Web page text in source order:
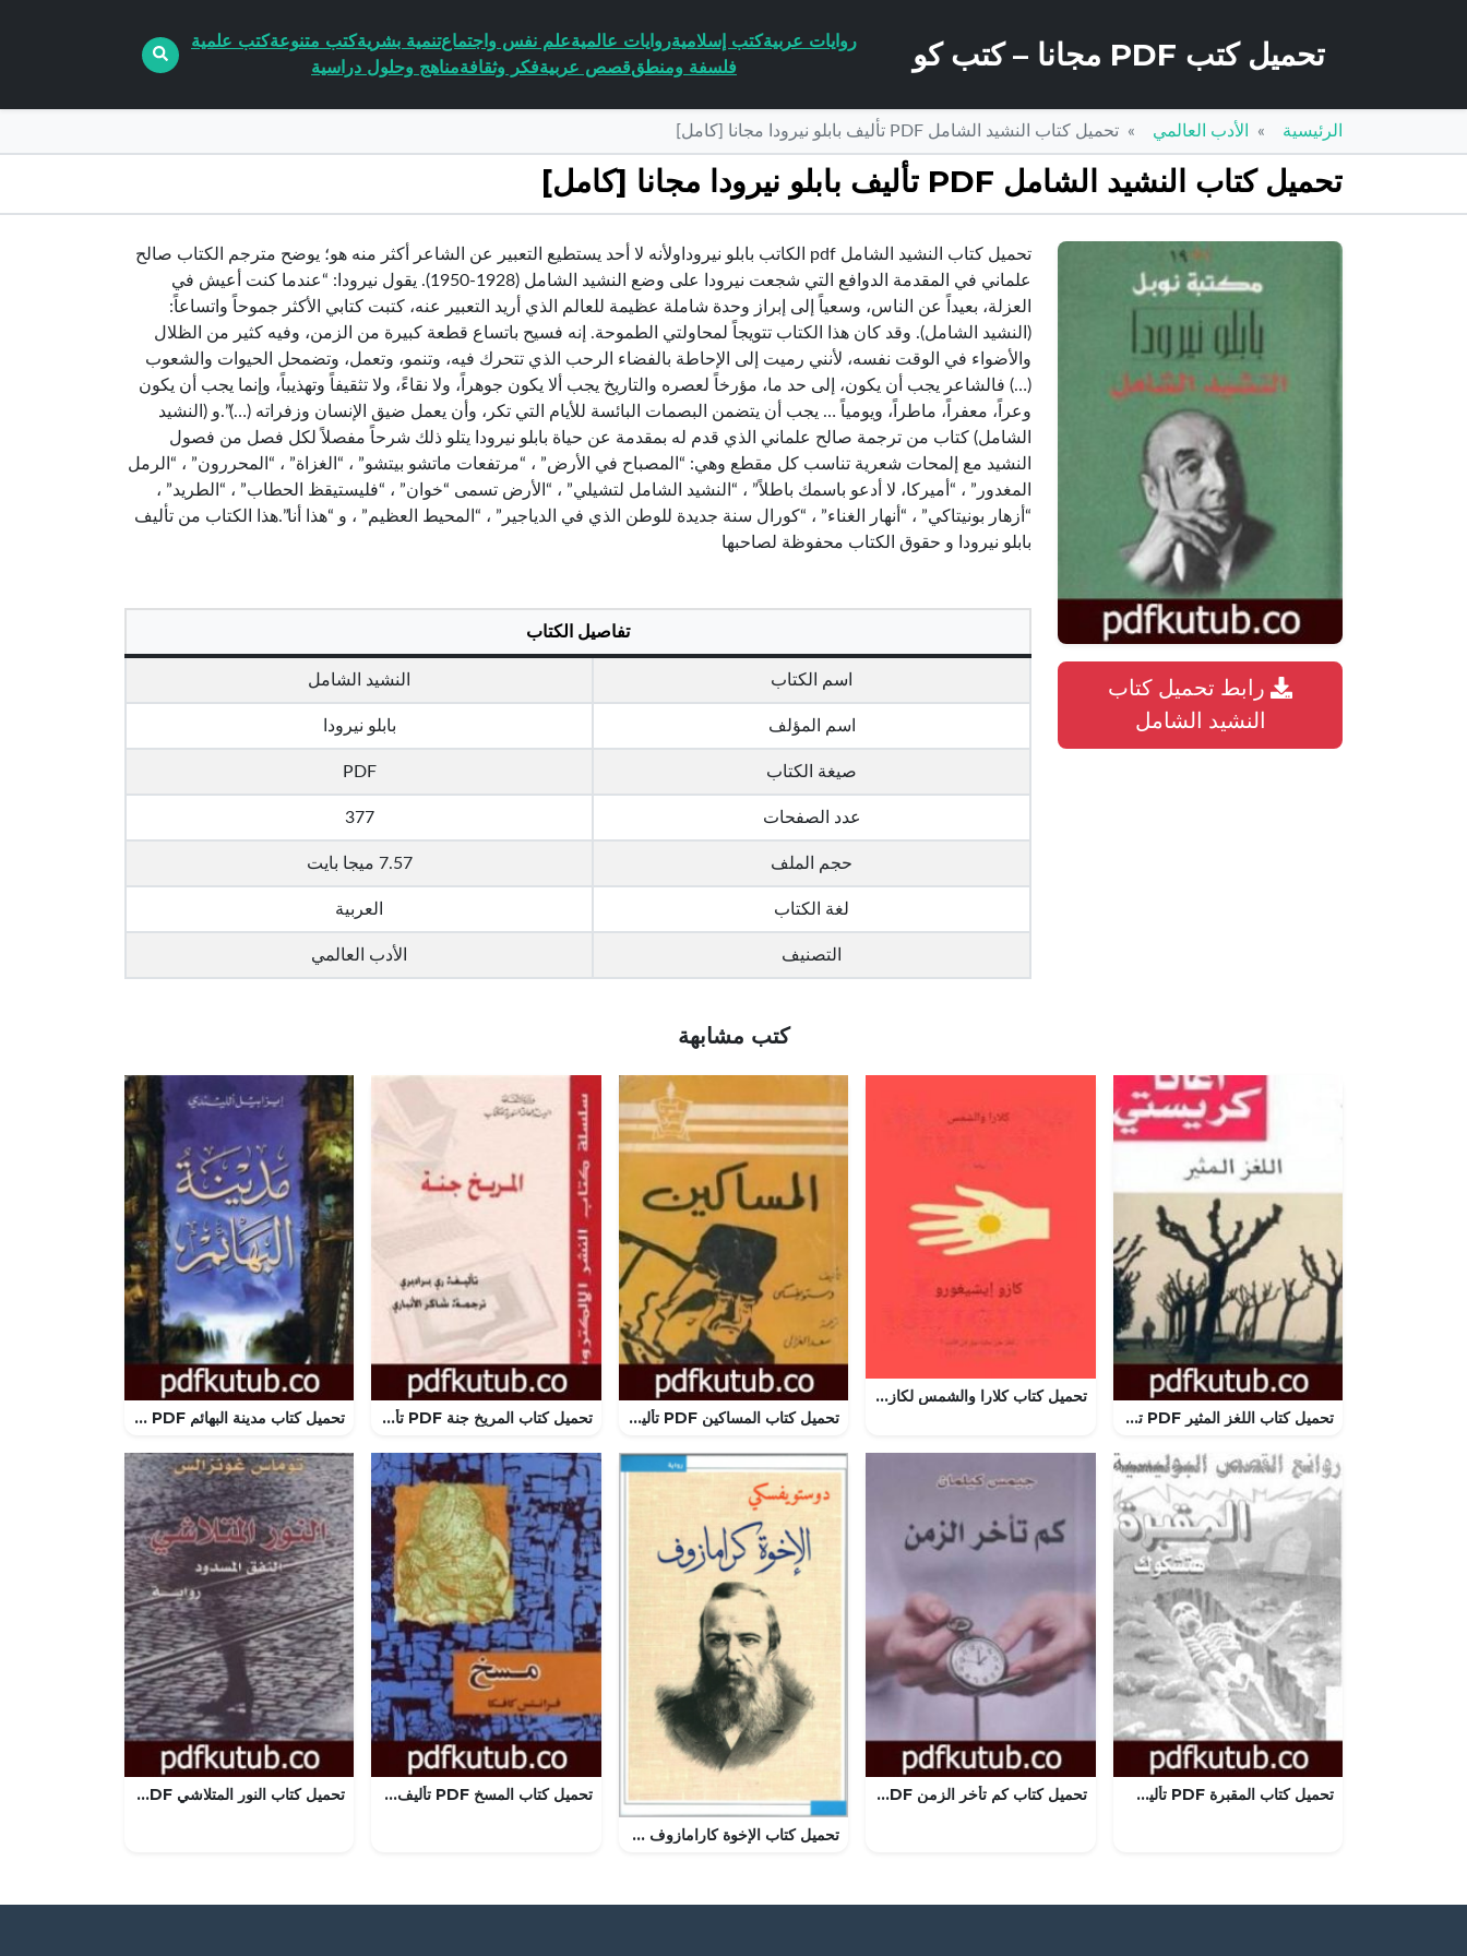
تحميل كتب PDF مجانا – كتب كو روايات عربيةكتب إسلاميةروايات عالميةعلم نفس واجتماعتنمية بشريةكتب متنوعةكتب علمية
فلسفة ومنطققصص عربيةفكر وثقافةمناهج وحلول دراسية
الرئيسية الأدب العالمي تحميل كتاب النشيد الشامل PDF تأليف بابلو نيرودا مجانا [كامل]
تحميل كتاب النشيد الشامل PDF تأليف بابلو نيرودا مجانا [كامل]
رابط تحميل كتاب
النشيد الشامل
تحميل كتاب النشيد الشامل pdf الكاتب بابلو نيروداولأنه لا أحد يستطيع التعبير عن الشاعر أكثر منه هو؛ يوضح مترجم الكتاب صالح
علماني في المقدمة الدوافع التي شجعت نيرودا على وضع النشيد الشامل (1928-1950). يقول نيرودا: “عندما كنت أعيش في
العزلة، بعيداً عن الناس، وسعياً إلى إبراز وحدة شاملة عظيمة للعالم الذي أريد التعبير عنه، كتبت كتابي الأكثر جموحاً واتساعاً:
(النشيد الشامل). وقد كان هذا الكتاب تتويجاً لمحاولتي الطموحة. إنه فسيح باتساع قطعة كبيرة من الزمن، وفيه كثير من الظلال
والأضواء في الوقت نفسه، لأنني رميت إلى الإحاطة بالفضاء الرحب الذي تتحرك فيه، وتنمو، وتعمل، وتضمحل الحيوات والشعوب
(…) فالشاعر يجب أن يكون، إلى حد ما، مؤرخاً لعصره والتاريخ يجب ألا يكون جوهراً، ولا نقاءً، ولا تثقيفاً وتهذيباً، وإنما يجب أن يكون
وعراً، معفراً، ماطراً، ويومياً … يجب أن يتضمن البصمات البائسة للأيام التي تكر، وأن يعمل ضيق الإنسان وزفراته (…)”.و (النشيد
الشامل) كتاب من ترجمة صالح علماني الذي قدم له بمقدمة عن حياة بابلو نيرودا يتلو ذلك شرحاً مفصلاً لكل فصل من فصول
النشيد مع إلمحات شعرية تناسب كل مقطع وهي: “المصباح في الأرض” ، “مرتفعات ماتشو بيتشو” ، “الغزاة” ، “المحررون” ، “الرمل
المغدور” ، “أميركا، لا أدعو باسمك باطلاً” ، “النشيد الشامل لتشيلي” ، “الأرض تسمى “خوان” ، “فليستيقظ الحطاب” ، “الطريد” ،
“أزهار بونيتاكي” ، “أنهار الغناء” ، “كورال سنة جديدة للوطن الذي في الدياجير” ، “المحيط العظيم” ، و “هذا أنا”.هذا الكتاب من تأليف
بابلو نيرودا و حقوق الكتاب محفوظة لصاحبها
تفاصيل الكتاب
اسم الكتاب النشيد الشامل
اسم المؤلف بابلو نيرودا
صيغة الكتاب PDF
عدد الصفحات 377
حجم الملف 7.57 ميجا بايت
لغة الكتاب العربية
التصنيف الأدب العالمي
كتب مشابهة
تحميل كتاب اللغز المثير PDF تأليف أغاثا كريستي مجانا [كامل]
تحميل كتاب كلارا والشمس لكازو إيشيغورو بصيغة PDF مجانا
تحميل كتاب المساكين PDF تأليف فيودور دوستويفسكي مجانا [كامل]
تحميل كتاب المريخ جنة PDF تأليف راي برادبري مجانا [كامل] تحميل كتاب مدينة البهائم PDF تأليف ايزابيل الليندي مجانا [كامل]
تحميل كتاب المقبرة PDF تأليف ألفريد هيتشكوك مجانا [كامل] تحميل كتاب كم تأخر الزمن PDF تأليف جيمس كيلمان مجانا [كامل]
تحميل كتاب الإخوة كارامازوف PDF مجانا برابط مباشر من دوستويفسكي
تحميل كتاب المسخ PDF تأليف فرانز كافكا مجانا [كامل] تحميل كتاب النور المتلاشي PDF تأليف توماس غونزالس مجانا [كامل]